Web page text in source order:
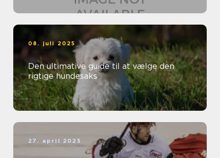
08. juli 2025
Den ultimative guide til at vælge den
rigtige hundesaks
27. april 2025